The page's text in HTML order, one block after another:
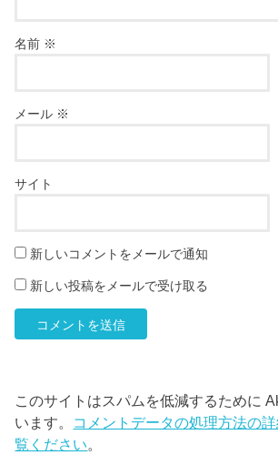
名前 ※
メール ※
サイト
新しいコメントをメールで通知
新しい投稿をメールで受け取る
このサイトはスパムを低減するために
います。 コメントデータの処理方法の
覧ください。